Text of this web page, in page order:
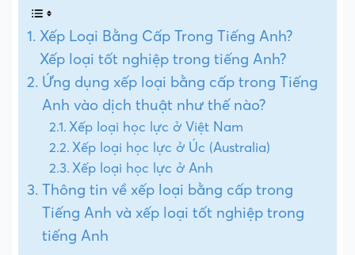
Xếp Loại Bằng Cấp Trong Tiếng Anh?
Xếp loại tốt nghiệp trong tiếng Anh?
Ứng dụng xếp loại bằng cấp trong Tiếng
Anh vào dịch thuật như thế nào?
Xếp loại học lực ở Việt Nam
Xếp loại học lực ở Úc (Australia)
Xếp loại học lực ở Anh
Thông tin về xếp loại bằng cấp trong
Tiếng Anh và xếp loại tốt nghiệp trong
tiếng Anh